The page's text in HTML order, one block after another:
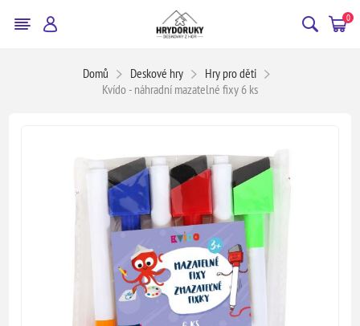
0
Domů Deskové hry
Hry pro děti
Kvído - náhradní mazatelné fixy 6 ks